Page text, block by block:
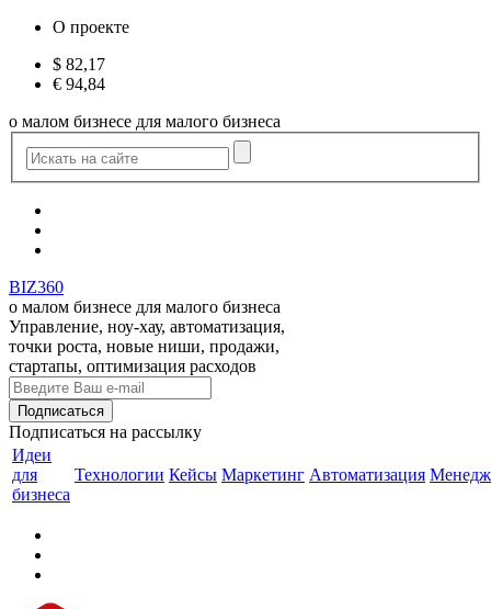
О проекте
$ 82,17
€ 94,84
о малом бизнесе для малого бизнеса
BIZ360
о малом бизнесе для малого бизнеса
Управление, ноу-хау, автоматизация,
точки роста, новые ниши, продажи,
стартапы, оптимизация расходов
Подписаться на рассылку
Идеи
для
бизнеса
Технологии Кейсы Маркетинг Автоматизация